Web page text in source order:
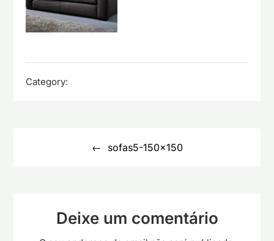
Category:
sofas5-150×150
Deixe um comentário